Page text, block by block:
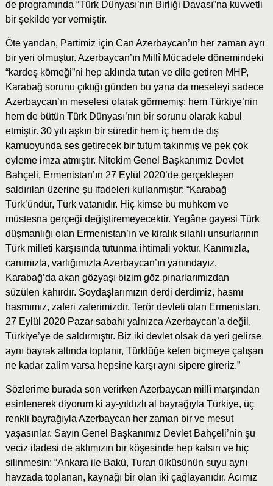
de programında “Türk Dünyası’nın Birliği Davası”na kuvvetli
bir şekilde yer vermiştir.
Öte yandan, Partimiz için Can Azerbaycan’ın her zaman ayrı
bir yeri olmuştur. Azerbaycan’ın Millî Mücadele dönemindeki
“kardeş kömeği”ni hep aklında tutan ve dile getiren MHP,
Karabağ sorunu çıktığı günden bu yana da meseleyi sadece
Azerbaycan’ın meselesi olarak görmemiş; hem Türkiye’nin
hem de bütün Türk Dünyası’nın bir sorunu olarak kabul
etmiştir. 30 yılı aşkın bir süredir hem iç hem de dış
kamuoyunda ses getirecek bir tutum takınmış ve pek çok
eyleme imza atmıştır. Nitekim Genel Başkanımız Devlet
Bahçeli, Ermenistan’ın 27 Eylül 2020’de gerçekleşen
saldırıları üzerine şu ifadeleri kullanmıştır: “Karabağ
Türk’ündür, Türk vatanıdır. Hiç kimse bu muhkem ve
müstesna gerçeği değiştiremeyecektir. Yegâne gayesi Türk
düşmanlığı olan Ermenistan’ın ve kiralık silahlı unsurlarının
Türk milleti karşısında tutunma ihtimali yoktur. Kanımızla,
canımızla, varlığımızla Azerbaycan’ın yanındayız.
Karabağ’da akan gözyaşı bizim göz pınarlarımızdan
süzülen kahırdır. Soydaşlarımızın derdi derdimiz, hasmı
hasmımız, zaferi zaferimizdir. Terör devleti olan Ermenistan,
27 Eylül 2020 Pazar sabahı yalnızca Azerbaycan’a değil,
Türkiye’ye de saldırmıştır. Biz iki devlet olsak da yeri gelirse
aynı bayrak altında toplanır, Türklüğe kefen biçmeye çalışan
ne kadar zalim varsa hepsine karşı aynı sipere gireriz.”
Sözlerime burada son verirken Azerbaycan millî marşından
esinlenerek diyorum ki ay-yıldızlı al bayrağıyla Türkiye, üç
renkli bayrağıyla Azerbaycan her zaman bir ve mesut
yaşasınlar. Sayın Genel Başkanımız Devlet Bahçeli’nin şu
veciz ifadesi de aklımızın bir köşesinde hep kalsın ve hiç
silinmesin: “Ankara ile Bakü, Turan ülküsünün suyu aynı
havzada toplanan, kaynağı bir olan iki çağlayanıdır. Acımız